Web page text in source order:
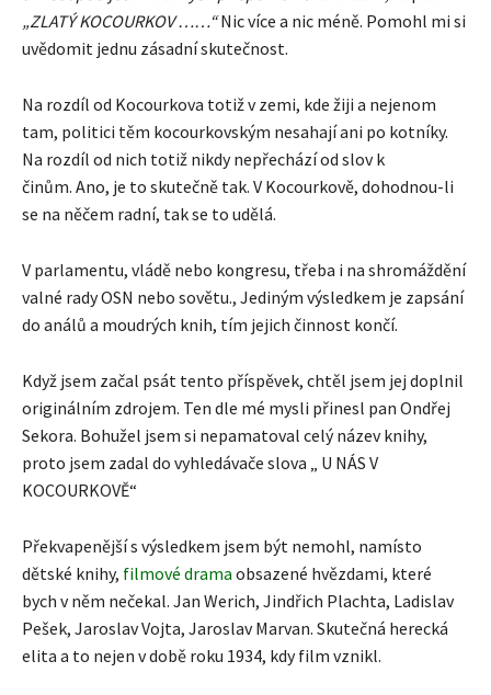
„ZLATÝ KOCOURKOV ……“Nic více a nic méně. Pomohl mi si
uvědomit jednu zásadní skutečnost.
Na rozdíl od Kocourkova totiž v zemi, kde žiji a nejenom
tam, politici těm kocourkovským nesahají ani po kotníky.
Na rozdíl od nich totiž nikdy nepřechází od slov k
činům. Ano, je to skutečně tak. V Kocourkově, dohodnou-li
se na něčem radní, tak se to udělá.
V parlamentu, vládě nebo kongresu, třeba i na shromáždění
valné rady OSN nebo sovětu., Jediným výsledkem je zapsání
do análů a moudrých knih, tím jejich činnost končí.
Když jsem začal psát tento příspěvek, chtěl jsem jej doplnil
originálním zdrojem. Ten dle mé mysli přinesl pan Ondřej
Sekora. Bohužel jsem si nepamatoval celý název knihy,
proto jsem zadal do vyhledávače slova „ U NÁS V
KOCOURKOVĚ“
Překvapenější s výsledkem jsem být nemohl, namísto
dětské knihy, filmové drama obsazené hvězdami, které
bych v něm nečekal. Jan Werich, Jindřich Plachta, Ladislav
Pešek, Jaroslav Vojta, Jaroslav Marvan. Skutečná herecká
elita a to nejen v době roku 1934, kdy film vznikl.